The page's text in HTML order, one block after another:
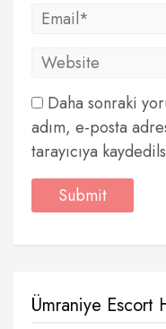
Daha sonraki
adım, e-posta
tarayıcıya
Ümraniye Escort